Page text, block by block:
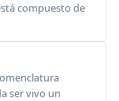
compuesto de
ser vivo un